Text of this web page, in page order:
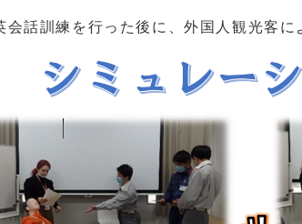
話訓練を行った後に、外国人観光客に